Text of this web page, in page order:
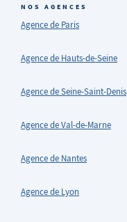
NOS AGENCES
Agence de Paris
Agence de Hauts-de-Seine
Agence de Seine-Saint-Denis
Agence de Val-de-Marne
Agence de Nantes
Agence de Lyon